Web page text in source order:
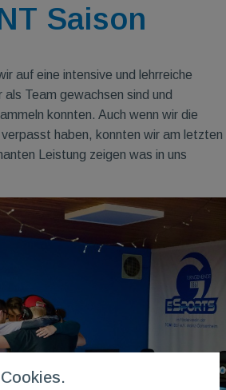
Saison
auf eine intensive und lehrreiche
als Team gewachsen sind und
konnten. Auch wenn wir die
haben, konnten wir am letzten
Leistung zeigen was in uns